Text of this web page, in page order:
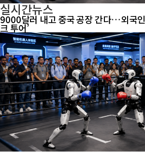
실시간뉴스
9000달러 내고 중국 공장 간다…외국인
크 투어’